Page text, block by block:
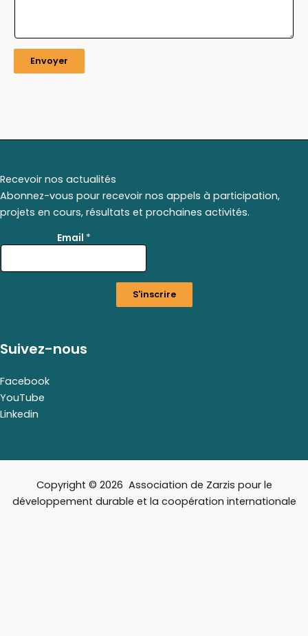
Envoyer
Recevoir nos actualités
Abonnez-vous pour recevoir nos appels à participation,
projets en cours, résultats et prochaines activités.
l
E
m
Email *
S'inscrire
Suivez-nous
Facebook
YouTube
Linkedin
Copyright © 2026 Association de Zarzis pour le
développement durable et la coopération internationale